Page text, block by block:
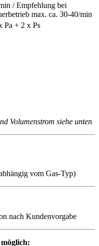
/ Empfehlung bei
max. ca. 30-40/min
Pa + 2 x Ps
Volumenstrom siehe unten
vom Gas-Typ)
nach Kundenvorgabe